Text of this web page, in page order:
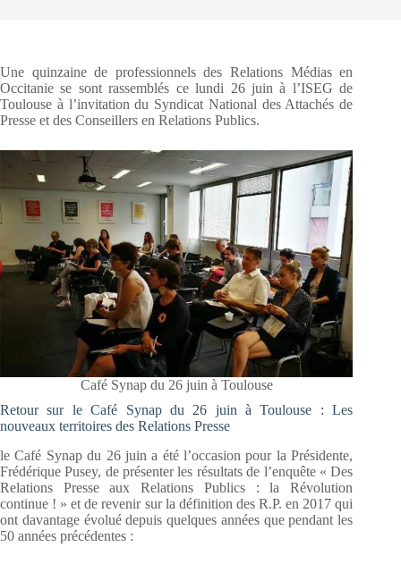
Une quinzaine de professionnels des Relations Médias en
Occitanie se sont rassemblés ce lundi 26 juin à l’ISEG de
Toulouse à l’invitation du Syndicat National des Attachés de
Presse et des Conseillers en Relations Publics.
Café Synap du 26 juin à Toulouse
Retour sur le Café Synap du 26 juin à Toulouse : Les
nouveaux territoires des Relations Presse
le Café Synap du 26 juin a été l’occasion pour la Présidente,
Frédérique Pusey, de présenter les résultats de l’enquête « Des
Relations Presse aux Relations Publics : la Révolution
continue ! » et de revenir sur la définition des R.P. en 2017 qui
ont davantage évolué depuis quelques années que pendant les
50 années précédentes :